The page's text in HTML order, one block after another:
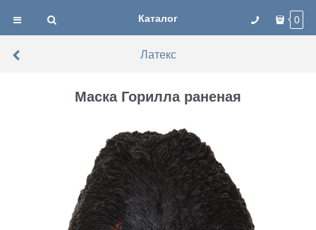
Каталог 0
Латекс
Маска Горилла раненая